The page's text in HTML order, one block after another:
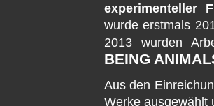
experimenteller
wurde erstmals
2013 wurden
BEING
Aus den
Werke ausgewählt